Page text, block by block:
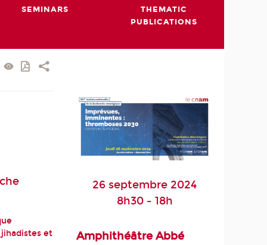
SEMINARS
THEMATIC
PUBLICATIONS
jihadistes et
26 septembre 2024
8h30 - 18h
Amphithéâtre Abbé